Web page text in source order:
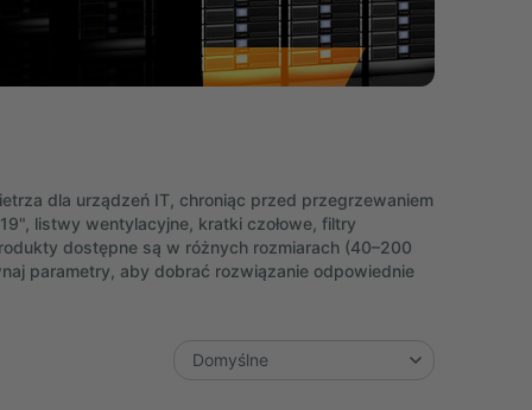
dla urządzeń IT, chroniąc przed przegrzewaniem
listwy wentylacyjne, kratki czołowe, filtry
dostępne są w różnych rozmiarach (40–200
parametry, aby dobrać rozwiązanie odpowiednie